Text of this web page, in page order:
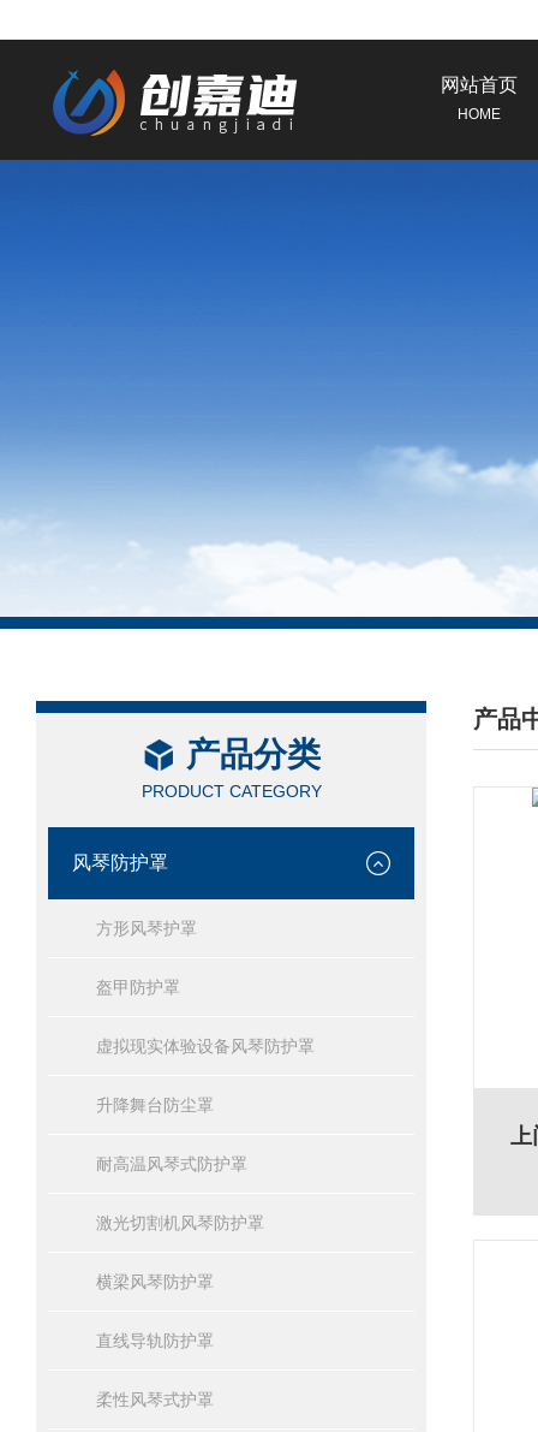
网站首页
HOME
产品分类
PRODUCT CATEGORY
风琴防护罩
方形风琴护罩
盔甲防护罩
虚拟现实体验设备风琴防护罩
升降舞台防尘罩
耐高温风琴式防护罩
激光切割机风琴防护罩
横梁风琴防护罩
直线导轨防护罩
柔性风琴式护罩
产品
/
上